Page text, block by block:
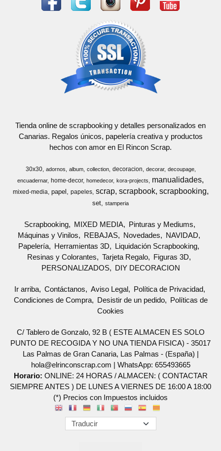
Tienda online de scrapbooking y detalles personalizados en
Canarias. Regalos únicos, papelería creativa y productos
hechos con amor en El Rincon Scrap.
30x30 adornos album collection decoracion decorar
decoupage
encuadernar
home-decor homedecor kora-projects manualidades
mixed-media papel papeles scrap scrapbook scrapbooking
set stamperia
Scrapbooking MIXED MEDIA
Pinturas y Mediums
Máquinas y Vinilos
REBAJAS Novedades
NAVIDAD
Papelería
Herramientas 3D
Liquidación Scrapbooking
Resinas y Colorantes
Tarjeta Regalo
Figuras 3D
PERSONALIZADOS
DIY DECORACION
Ir arriba Contáctanos Aviso Legal
Política de Privacidad
Condiciones de Compra
Desistir de un pedido
Políticas de
Cookies
C/ Tablero de Gonzalo, 92 B ( ESTE ALMACEN ES SOLO
PUNTO DE RECOGIDA Y NO UNA TIENDA FISICA) - 35017
Las Palmas de Gran Canaria, Las Palmas - (España) |
hola@elrinconscrap.com | WhatsApp: 655493665
Horario: ONLINE: 24 HORAS / ALMACEN: ( CONTACTAR
SIEMPRE ANTES ) DE LUNES A VIERNES DE 16:00 A 18:00
(*) Precios con Impuestos incluidos